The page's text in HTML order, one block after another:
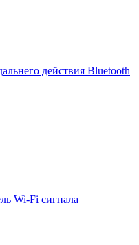
действия Bluetooth
Wi-Fi сигнала